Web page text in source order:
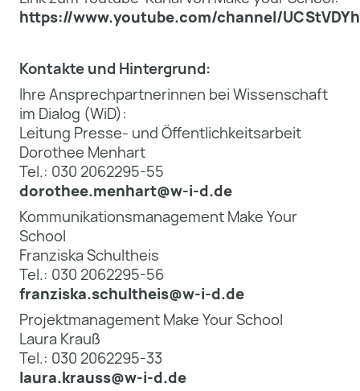
https://www.youtube.com/channel/
Kontakte und Hintergrund:
Ihre Ansprechpartnerinnen bei Wissenschaft
im Dialog (WiD):
Leitung Presse- und Öffentlichkeitsarbeit
Dorothee Menhart
Tel.: 030 2062295-55
dorothee.menhart@w-i-d.de
Kommunikationsmanagement Make Your
School
Franziska Schultheis
Tel.: 030 2062295-56
franziska.schultheis@w-i-d.de
Projektmanagement Make Your School
Laura Krauß
Tel.: 030 2062295-33
laura.krauss@w-i-d.de